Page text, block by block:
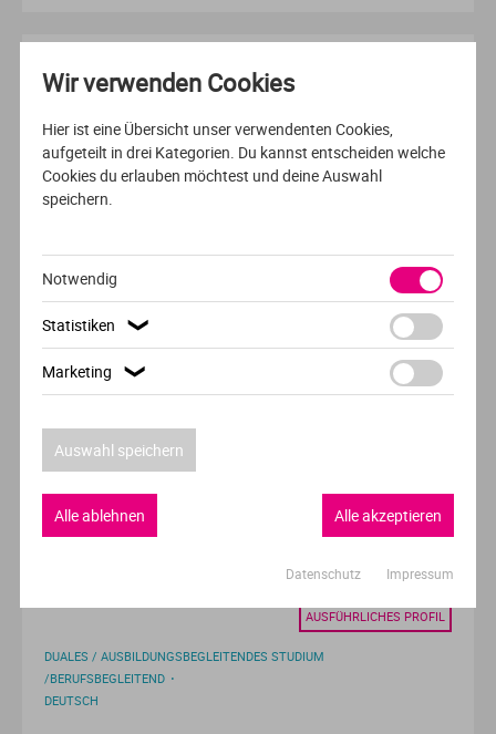
Fitnesswissenschaft
Europäische Hochschule für Innovation und
Fernstudium
VOLLZEIT DEUTSCH
AUSFÜHRLICHES PROFIL
Sozial- Gesundheits- & Public Management
MCI | Die Unternehmerische Hochschule®
Innsbruck
DUALES / AUSBILDUNGSBEGLEITENDES STUDIUM
/BERUFSBEGLEITEND
DEUTSCH
AUSFÜHRLICHES PROFIL
Wir verwenden Cookies
Hier ist eine Übersicht unser verwendenten Cookies,
aufgeteilt in drei Kategorien. Du kannst entscheiden welche
Cookies du erlauben möchtest und deine Auswahl
speichern.
Notwendig
Statistiken ❯
Marketing ❯
Auswahl speichern
Alle akzeptieren
Alle ablehnen
Datenschutz Impressum